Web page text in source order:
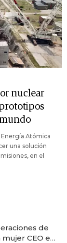
nuclear
Atómica
una solución
en el
de
mujer CEO en